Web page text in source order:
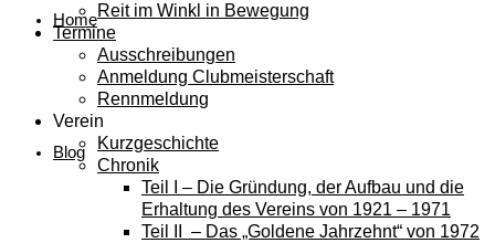
Home
Blog
Reit im Winkl in Bewegung
Termine
Ausschreibungen
Anmeldung Clubmeisterschaft
Rennmeldung
Verein
Kurzgeschichte
Chronik
Teil I – Die Gründung, der Aufbau und die
Erhaltung des Vereins von 1921 – 1971
Teil II – Das „Goldene Jahrzehnt“ von 1972